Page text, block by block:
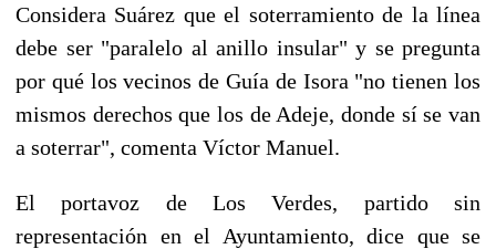
Considera Suárez que el soterramiento de la línea
debe ser "paralelo al anillo insular" y se pregunta
por qué los vecinos de Guía de Isora "no tienen los
mismos derechos que los de Adeje, donde sí se van
a soterrar", comenta Víctor Manuel.
El portavoz de Los Verdes, partido sin
representación en el Ayuntamiento, dice que se